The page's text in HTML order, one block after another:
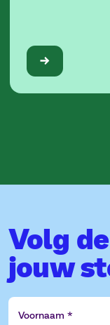
Volg
jouw
Voornaam